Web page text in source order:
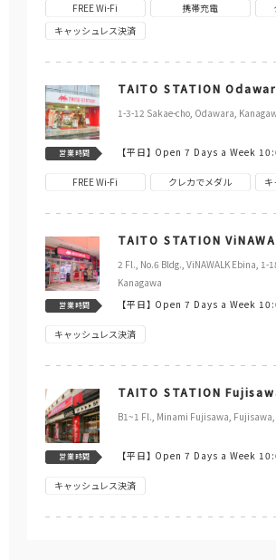
FREE Wi-Fi 携帯充電
キャッシュレス決済
TAITO STATION
1-3-12 Sakae-cho, Odawara,
営業時間 【平日】 Open 7 Days a Week
FREE Wi-Fi クレカでメダル
TAITO STATION
2 Fl., No.6 Bldg., ViNAWALK Ebina, 1-
Kanagawa
営業時間 【平日】 Open 7 Days a Week
キャッシュレス決済
TAITO STATION
B1~1 Fl., Minami Fujisawa,
営業時間 【平日】 Open 7 Days a Week
キャッシュレス決済